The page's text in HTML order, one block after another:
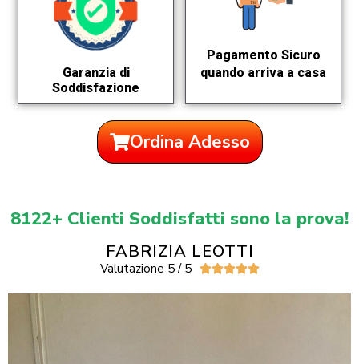
Garanzia di
Soddisfazione
Pagamento Sicuro
quando arriva a casa
Ordina Adesso
8122+ Clienti Soddisfatti sono la prova!
FABRIZIA LEOTTI
Valutazione 5 / 5 